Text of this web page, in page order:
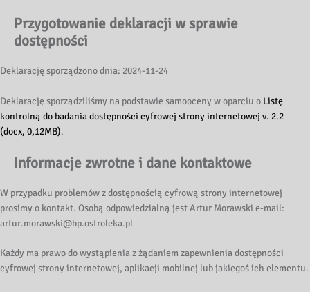
Przygotowanie deklaracji w sprawie
dostępności
Deklarację sporządzono dnia: 2024-11-24
Deklarację sporządziliśmy na podstawie samooceny w oparciu o Listę
kontrolną do badania dostępności cyfrowej strony internetowej v. 2.2
(docx, 0,12MB).
Informacje zwrotne i dane kontaktowe
W przypadku problemów z dostępnością cyfrową strony internetowej
prosimy o kontakt. Osobą odpowiedzialną jest Artur Morawski e-mail:
artur.morawski@bp.ostroleka.pl
Każdy ma prawo do wystąpienia z żądaniem zapewnienia dostępności
cyfrowej strony internetowej, aplikacji mobilnej lub jakiegoś ich elementu.